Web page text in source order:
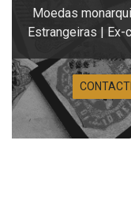
Moedas
Estrangeiras |